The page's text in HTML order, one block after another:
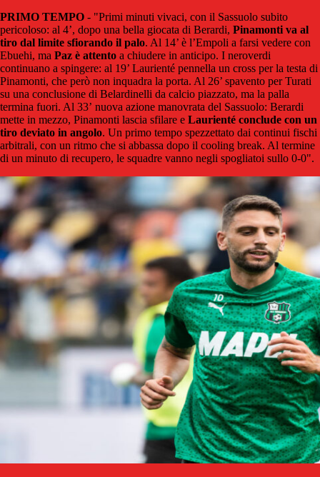
PRIMO TEMPO - "Primi minuti vivaci, con il Sassuolo subito
pericoloso: al 4’, dopo una bella giocata di Berardi, Pinamonti va al
tiro dal limite sfiorando il palo. Al 14’ è l’Empoli a farsi vedere con
Ebuehi, ma Paz è attento a chiudere in anticipo. I neroverdi
continuano a spingere: al 19’ Laurienté pennella un cross per la testa di
Pinamonti, che però non inquadra la porta. Al 26’ spavento per Turati
su una conclusione di Belardinelli da calcio piazzato, ma la palla
termina fuori. Al 33’ nuova azione manovrata del Sassuolo: Berardi
mette in mezzo, Pinamonti lascia sfilare e Laurienté conclude con un
tiro deviato in angolo. Un primo tempo spezzettato dai continui fischi
arbitrali, con un ritmo che si abbassa dopo il cooling break. Al termine
di un minuto di recupero, le squadre vanno negli spogliatoi sullo 0-0".